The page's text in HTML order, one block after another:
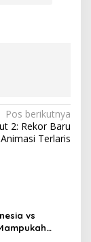
Pos berikutnya
2: Rekor Baru
Terlaris
vs